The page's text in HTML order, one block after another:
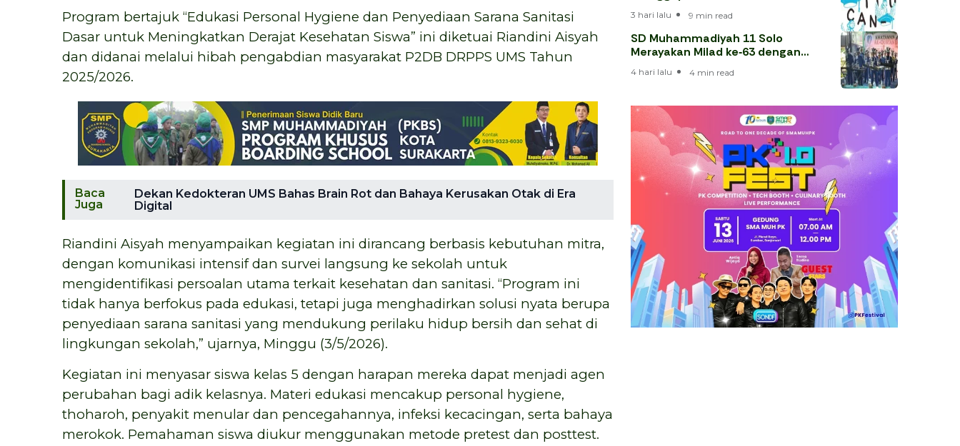
Program bertajuk “Edukasi Personal Hygiene dan Penyediaan Sarana Sanitasi
Dasar untuk Meningkatkan Derajat Kesehatan Siswa” ini diketuai Riandini Aisyah
dan didanai melalui hibah pengabdian masyarakat P2DB DRPPS UMS Tahun
2025/2026.
Baca
Juga
Dekan Kedokteran UMS Bahas Brain Rot dan Bahaya Kerusakan Otak di Era
Digital
Riandini Aisyah menyampaikan kegiatan ini dirancang berbasis kebutuhan mitra,
dengan komunikasi intensif dan survei langsung ke sekolah untuk
mengidentifikasi persoalan utama terkait kesehatan dan sanitasi. “Program ini
tidak hanya berfokus pada edukasi, tetapi juga menghadirkan solusi nyata berupa
penyediaan sarana sanitasi yang mendukung perilaku hidup bersih dan sehat di
lingkungan sekolah,” ujarnya, Minggu (3/5/2026).
Kegiatan ini menyasar siswa kelas 5 dengan harapan mereka dapat menjadi agen
perubahan bagi adik kelasnya. Materi edukasi mencakup personal hygiene,
thoharoh, penyakit menular dan pencegahannya, infeksi kecacingan, serta bahaya
merokok. Pemahaman siswa diukur menggunakan metode pretest dan posttest.
3 hari lalu 9 min read
SD Muhammadiyah 11 Solo
Merayakan Milad ke‑63 dengan
4 hari lalu 4 min read